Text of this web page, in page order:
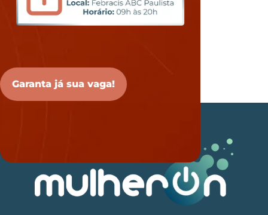
Garanta já sua vaga!